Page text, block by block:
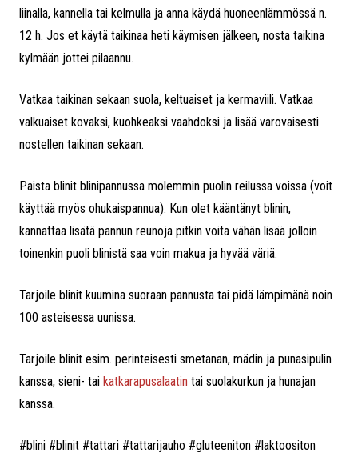
liinalla, kannella tai kelmulla ja anna käydä huoneenlämmössä n.
12 h. Jos et käytä taikinaa heti käymisen jälkeen, nosta taikina
kylmään jottei pilaannu.
Vatkaa taikinan sekaan suola, keltuaiset ja kermaviili. Vatkaa
valkuaiset kovaksi, kuohkeaksi vaahdoksi ja lisää varovaisesti
nostellen taikinan sekaan.
Paista blinit blinipannussa molemmin puolin reilussa voissa (voit
käyttää myös ohukaispannua). Kun olet kääntänyt blinin,
kannattaa lisätä pannun reunoja pitkin voita vähän lisää jolloin
toinenkin puoli blinistä saa voin makua ja hyvää väriä.
Tarjoile blinit kuumina suoraan pannusta tai pidä lämpimänä noin
100 asteisessa uunissa.
Tarjoile blinit esim. perinteisesti smetanan, mädin ja punasipulin
kanssa, sieni- tai katkarapusalaatin tai suolakurkun ja hunajan
kanssa.
#blini #blinit #tattari #tattarijauho #gluteeniton #laktoositon